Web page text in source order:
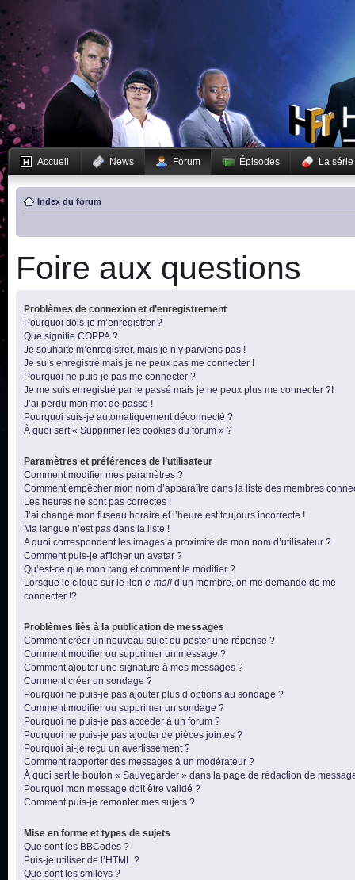
Accueil News Forum Épisodes La série
Index du forum
Foire aux questions
Problèmes de connexion et d’enregistrement
Pourquoi dois-je m’enregistrer ?
Que signifie COPPA ?
Je souhaite m’enregistrer, mais je n’y parviens pas !
Je suis enregistré mais je ne peux pas me connecter !
Pourquoi ne puis-je pas me connecter ?
Je me suis enregistré par le passé mais je ne peux plus me connecter ?!
J’ai perdu mon mot de passe !
Pourquoi suis-je automatiquement déconnecté ?
À quoi sert « Supprimer les cookies du forum » ?
Paramètres et préférences de l’utilisateur
Comment modifier mes paramètres ?
Comment empêcher mon nom d’apparaître dans la liste des membres
Les heures ne sont pas correctes !
J’ai changé mon fuseau horaire et l’heure est toujours incorrecte !
Ma langue n’est pas dans la liste !
A quoi correspondent les images à proximité de mon nom d’utilisateur ?
Comment puis-je afficher un avatar ?
Qu’est-ce que mon rang et comment le modifier ?
Lorsque je clique sur le lien e-mail d’un membre, on me demande de me
connecter !?
Problèmes liés à la publication de messages
Comment créer un nouveau sujet ou poster une réponse ?
Comment modifier ou supprimer un message ?
Comment ajouter une signature à mes messages ?
Comment créer un sondage ?
Pourquoi ne puis-je pas ajouter plus d’options au sondage ?
Comment modifier ou supprimer un sondage ?
Pourquoi ne puis-je pas accéder à un forum ?
Pourquoi ne puis-je pas ajouter de pièces jointes ?
Pourquoi ai-je reçu un avertissement ?
Comment rapporter des messages à un modérateur ?
À quoi sert le bouton « Sauvegarder » dans la page de rédaction de
Pourquoi mon message doit être validé ?
Comment puis-je remonter mes sujets ?
Mise en forme et types de sujets
Que sont les BBCodes ?
Puis-je utiliser de l’HTML ?
Que sont les smileys ?